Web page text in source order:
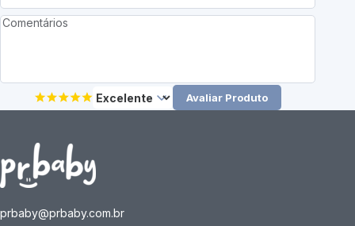
Avaliar Produto
prbaby@prbaby.com.br